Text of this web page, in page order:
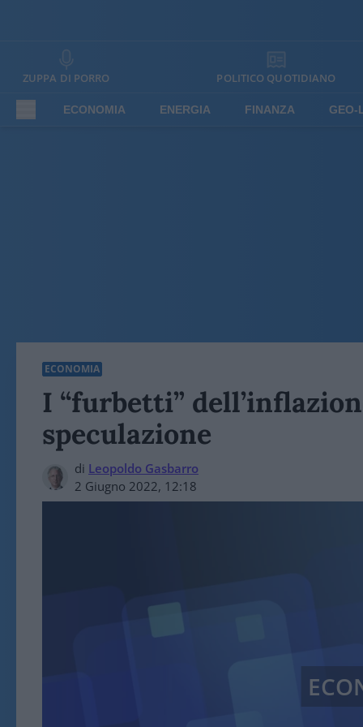
ZUPPA DI PORRO POLITICO QUOTIDIANO
ECONOMIA ENERGIA FINANZA GEO-
ECONOMIA
I “furbetti”
speculazione
di Leopoldo Gasbarro
2 Giugno 2022, 12:18